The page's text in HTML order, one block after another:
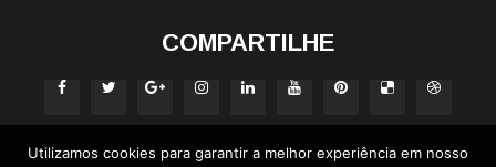
COMPARTILHE
Utilizamos cookies para garantir a melhor experiência em nosso